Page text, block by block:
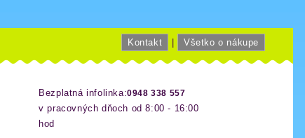
Kontakt Všetko o nákupe
Bezplatná infolinka:0948 338 557
v pracovných dňoch od 8:00 - 16:00
hod